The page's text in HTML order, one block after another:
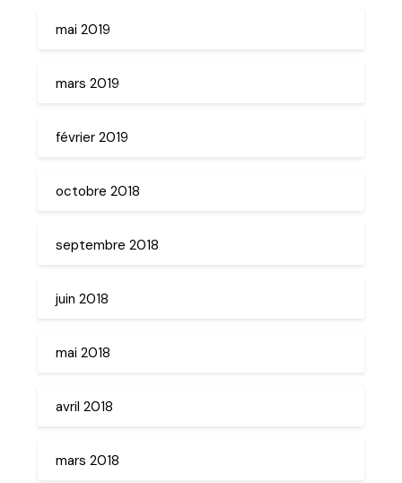
mai 2019
mars 2019
février 2019
octobre 2018
septembre 2018
juin 2018
mai 2018
avril 2018
mars 2018